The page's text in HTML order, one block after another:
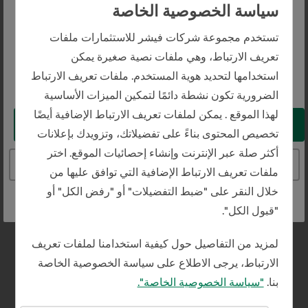
The website you are trying to reach is
intended for investors in Saudi Arabia
You appear to be in the United States
Take me to the United States website
Continue to the Saudi Arabia website
إدارة الثروات الشخصية
المستثمرين المؤسسيين
الصحافة والإعلام
التركيز على العملاء
الاتصال بالعملاء.
سياسة الخصوصية الخاصة
تستخدم مجموعة شركات فيشر للاستثمارات ملفات
تعريف الارتباط، وهي ملفات نصية صغيرة يمكن
استخدامها لتحديد هوية المستخدم. ملفات تعريف الارتباط
الضرورية تكون نشطة دائمًا لتمكين الميزات الأساسية
لهذا الموقع . يمكن لملفات تعريف الارتباط الإضافية أيضًا
تخصيص المحتوى بناءً على تفضيلاتك، وتزويدك بإعلانات
أكثر صلة عبر الإنترنت وإنشاء إحصائيات الموقع. اختر
ملفات تعريف الارتباط الإضافية التي توافق عليها من
خلال النقر على "ضبط التفضيلات" أو "رفض الكل" أو
"قبول الكل".
لمزيد من التفاصيل حول كيفية استخدامنا لملفات تعريف
الارتباط، يرجى الاطلاع على سياسة الخصوصية الخاصة
بنا. "سياسة الخصوصية الخاصة".